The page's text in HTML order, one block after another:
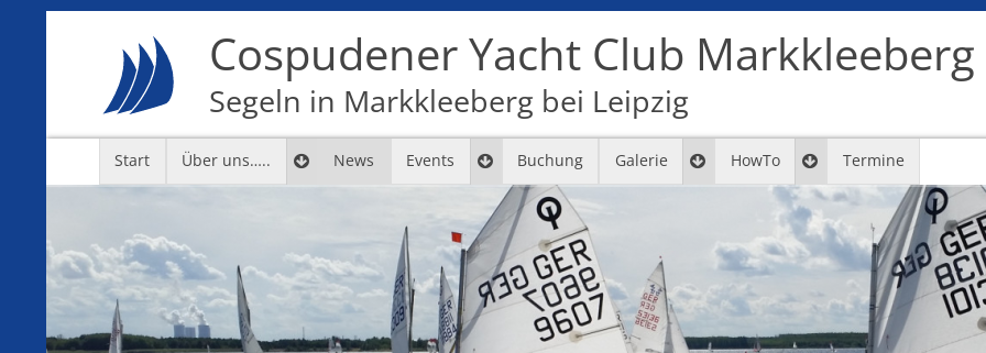
Cospudener Yacht Club Markkleeberg
Segeln in Markkleeberg bei Leipzig
Start Über uns….. News Events Buchung Galerie HowTo Termine